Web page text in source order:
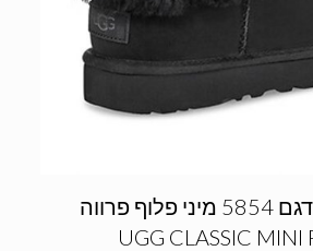
מגפי האגג דגם 5854 מיני פלוף פרווה
UGG CLASSIC MINI